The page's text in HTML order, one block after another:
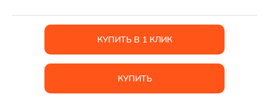
КУПИТЬ В 1 КЛИК
КУПИТЬ